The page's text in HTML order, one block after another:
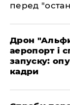
перед
​Дрон
аеропорт і
запуску:
кадри